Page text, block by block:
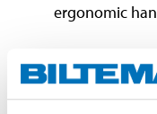
ergonomic
Technical